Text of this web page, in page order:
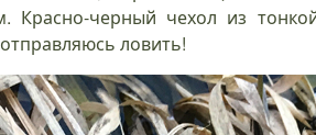
Красно-черный чехол из
ловить!